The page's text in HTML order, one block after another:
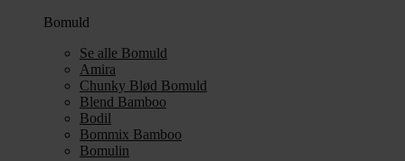
Bomuld
Se alle Bomuld
Amira
Chunky Blød Bomuld
Blend Bamboo
Bodil
Bommix Bamboo
Bomulin